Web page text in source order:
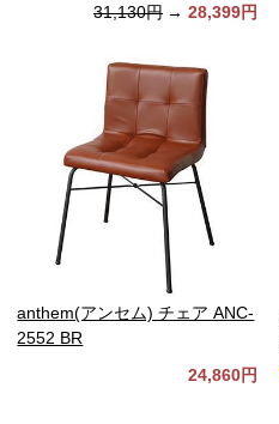
31,130円 → 28,399円
anthem(アンセム) チェア ANC-
2552 BR
24,860円